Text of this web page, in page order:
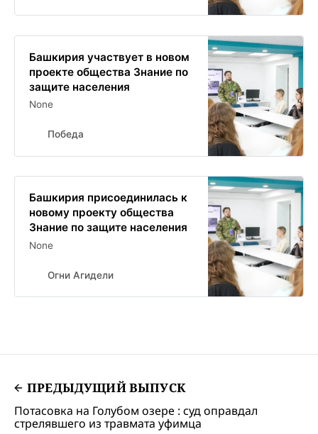
Башкирия участвует в новом
проекте общества Знание по
защите населения
None
Победа
Башкирия присоединилась к
новому проекту общества
Знание по защите населения
None
Огни Агидели
ПРЕДЫДУЩИЙ ВЫПУСК
Потасовка на Голубом озере : суд оправдал
стрелявшего из травмата уфимца